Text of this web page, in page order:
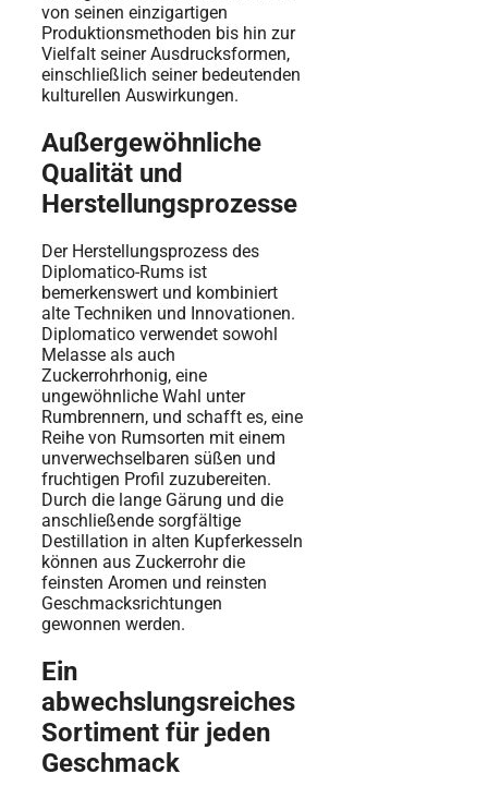
von seinen einzigartigen
Produktionsmethoden bis hin zur
Vielfalt seiner Ausdrucksformen,
einschließlich seiner bedeutenden
kulturellen Auswirkungen.
Außergewöhnliche
Qualität und
Herstellungsprozesse
Der Herstellungsprozess des
Diplomatico-Rums ist
bemerkenswert und kombiniert
alte Techniken und Innovationen.
Diplomatico verwendet sowohl
Melasse als auch
Zuckerrohrhonig, eine
ungewöhnliche Wahl unter
Rumbrennern, und schafft es, eine
Reihe von Rumsorten mit einem
unverwechselbaren süßen und
fruchtigen Profil zuzubereiten.
Durch die lange Gärung und die
anschließende sorgfältige
Destillation in alten Kupferkesseln
können aus Zuckerrohr die
feinsten Aromen und reinsten
Geschmacksrichtungen
gewonnen werden.
Ein
abwechslungsreiches
Sortiment für jeden
Geschmack